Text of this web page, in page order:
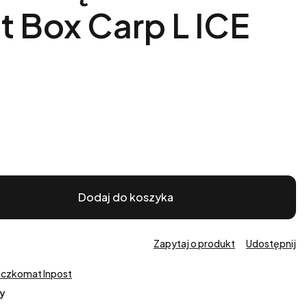
Box Carp L ICE
Dodaj do koszyka
Zapytaj o produkt Udostępnij
Inpost